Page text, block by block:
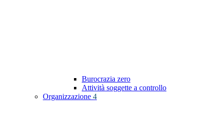
Burocrazia zero
Attività soggette a controllo
Organizzazione 4